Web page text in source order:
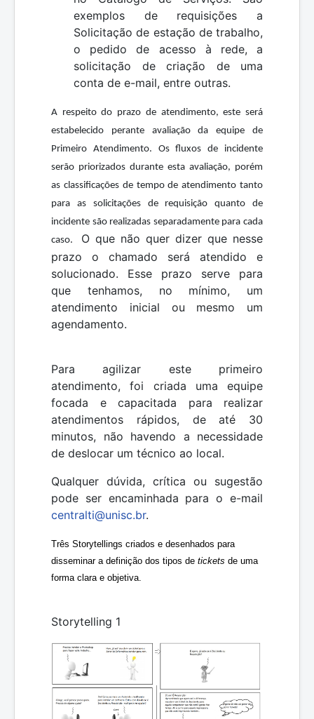
exemplos de requisições a
Solicitação de estação de trabalho,
o pedido de acesso à rede, a
solicitação de criação de uma
conta de e-mail, entre outras.
A respeito do prazo de atendimento, este será
estabelecido perante avaliação da equipe de
Primeiro Atendimento. Os fluxos de incidente
serão priorizados durante esta avaliação, porém
as classificações de tempo de atendimento tanto
para as solicitações de requisição quanto de
incidente são realizadas separadamente para cada
caso. O que não quer dizer que nesse
prazo o chamado será atendido e
solucionado. Esse prazo serve para
que tenhamos, no mínimo, um
atendimento inicial ou mesmo um
agendamento.
Para agilizar este primeiro
atendimento, foi criada uma equipe
focada e capacitada para realizar
atendimentos rápidos, de até 30
minutos, não havendo a necessidade
de deslocar um técnico ao local.
Qualquer dúvida, crítica ou sugestão
pode ser encaminhada para o e-mail
centralti@unisc.br.
Três Storytellings criados e desenhados para
disseminar a definição dos tipos de tickets de uma
forma clara e objetiva.
Storytelling 1